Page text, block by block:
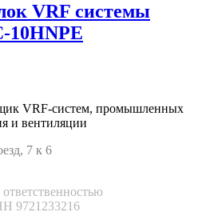
VRF системы
10HNPE
VRF-cистем, промышленных
и вентиляции
7 к 6
9721233216